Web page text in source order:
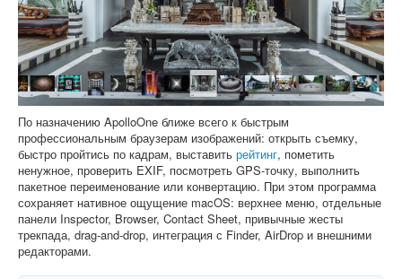
По назначению ApolloOne ближе всего к быстрым
профессиональным браузерам изображений: открыть съемку,
быстро пройтись по кадрам, выставить рейтинг, пометить
ненужное, проверить EXIF, посмотреть GPS-точку, выполнить
пакетное переименование или конвертацию. При этом программа
сохраняет нативное ощущение macOS: верхнее меню, отдельные
панели Inspector, Browser, Contact Sheet, привычные жесты
трекпада, drag-and-drop, интеграция с Finder, AirDrop и внешними
редакторами.